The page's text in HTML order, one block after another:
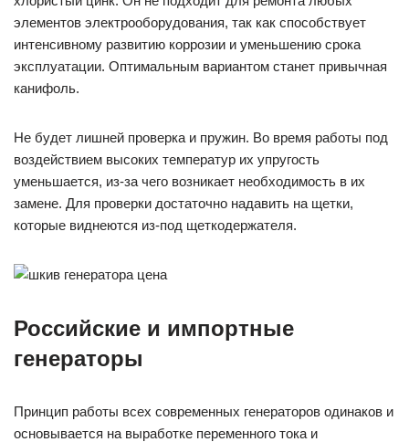
элементов электрооборудования, так как способствует
интенсивному развитию коррозии и уменьшению срока
эксплуатации. Оптимальным вариантом станет привычная
канифоль.
Не будет лишней проверка и пружин. Во время работы под
воздействием высоких температур их упругость
уменьшается, из-за чего возникает необходимость в их
замене. Для проверки достаточно надавить на щетки,
которые виднеются из-под щеткодержателя.
Российские и импортные
генераторы
Принцип работы всех современных генераторов одинаков и
основывается на выработке переменного тока и